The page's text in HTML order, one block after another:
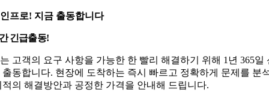
프로! 지금 출동합니다
긴급출동!
고객의 요구 사항을 가능한 한 빨리 해결하기 위해 1년 365일
출동합니다. 현장에 도착하는 즉시 빠르고 정확하게 문제를 분
적의 해결방안과 공정한 가격을 안내해 드립니다.